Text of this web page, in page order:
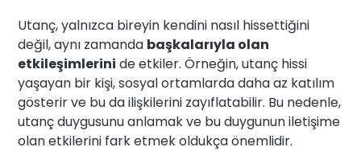
Utanç, yalnızca bireyin kendini nasıl hissettiğini
değil, aynı zamanda başkalarıyla olan
etkileşimlerini de etkiler. Örneğin, utanç hissi
yaşayan bir kişi, sosyal ortamlarda daha az katılım
gösterir ve bu da ilişkilerini zayıflatabilir. Bu nedenle,
utanç duygusunu anlamak ve bu duygunun iletişime
olan etkilerini fark etmek oldukça önemlidir.